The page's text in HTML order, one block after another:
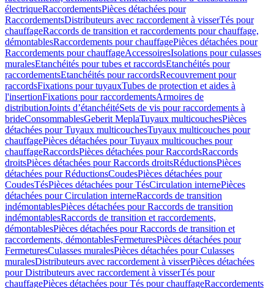
électriqueRaccordementsPièces détachées pour
RaccordementsDistributeurs avec raccordement à visserTés pour
chauffageRaccords de transition et raccordements pour chauffage,
démontablesRaccordements pour chauffagePièces détachées pour
Raccordements pour chauffageAccessoiresIsolations pour culasses
muralesEtanchéités pour tubes et raccordsEtanchéités pour
raccordementsEtanchéités pour raccordsRecouvrement pour
raccordsFixations pour tuyauxTubes de protection et aides à
l'insertionFixations pour raccordementsArmoires de
distributionJoints d’étanchéitéSets de vis pour raccordements à
brideConsommablesGeberit MeplaTuyaux multicouchesPièces
détachées pour Tuyaux multicouchesTuyaux multicouches pour
chauffagePièces détachées pour Tuyaux multicouches pour
chauffageRaccordsPièces détachées pour RaccordsRaccords
droitsPièces détachées pour Raccords droitsRéductionsPièces
détachées pour RéductionsCoudesPièces détachées pour
CoudesTésPièces détachées pour TésCirculation internePièces
détachées pour Circulation interneRaccords de transition
indémontablesPièces détachées pour Raccords de transition
indémontablesRaccords de transition et raccordements,
démontablesPièces détachées pour Raccords de transition et
raccordements, démontablesFermeturesPièces détachées pour
FermeturesCulasses muralesPièces détachées pour Culasses
muralesDistributeurs avec raccordement à visserPièces détachées
pour Distributeurs avec raccordement à visserTés pour
chauffagePièces détachées pour Tés pour chauffageRaccordements